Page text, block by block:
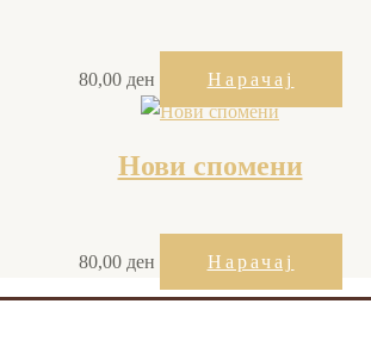
80,00 ден Нарачај
Нови спомени
80,00 ден Нарачај